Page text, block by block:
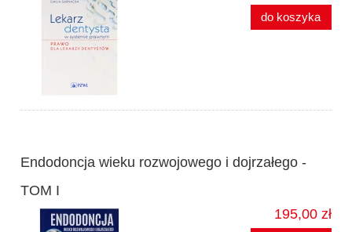
do koszyka
Endodoncja wieku rozwojowego i dojrzałego -
TOM I
195,00 zł